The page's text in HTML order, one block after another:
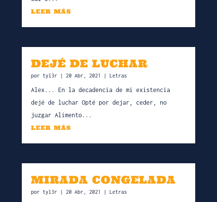
LEER MÁS
DEJÉ DE LUCHAR
por tyl3r| 20 Abr, 2021 Letras
Alex... En la decadencia de mi existencia
dejé de luchar Opté por dejar, ceder, no
juzgar Alimento...
LEER MÁS
MIRADA CONGELADA
por tyl3r| 20 Abr, 2021 Letras